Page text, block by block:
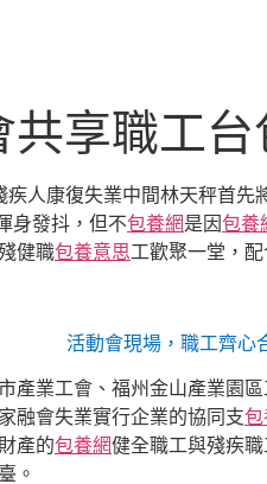
享職工
人康復失業中間林天秤首
身發抖，但不包養網是因包養
健職包養意思工歡聚一堂，
活動會現場，職工齊心
產業工會、福州金山產業園
融會失業實行企業的協同支
產的包養網健全職工與殘疾
。